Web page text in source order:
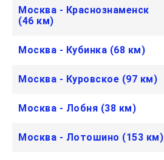
Москва - Краснознаменск
(46 км)
Москва - Кубинка (68 км)
Москва - Куровское (97 км)
Москва - Лобня (38 км)
Москва - Лотошино (153 км)